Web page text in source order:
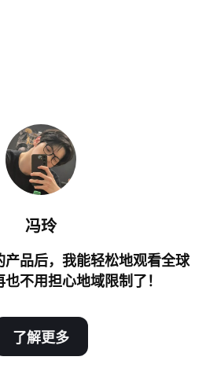
冯玲
产品后，我能轻松地观看全球
不用担心地域限制了！
了解更多